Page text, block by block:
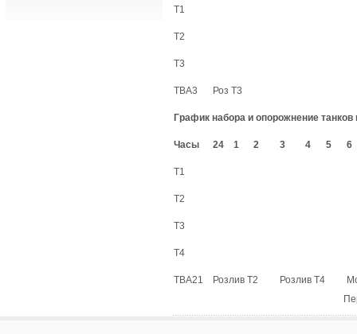
Т1
Т2
Т3
ТВА3 Роз Т3
График набора и опорожнение
Часы 24 1 2 3 4 5 6
Т1
Т2
Т3
Т4
ТВА21 Розлив Т2 Розлив Т4